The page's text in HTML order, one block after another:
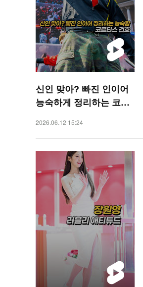
신인 맞아? 빠진 인이어
능숙하게 정리하는 코르
폼]
2026.06.12 15:24